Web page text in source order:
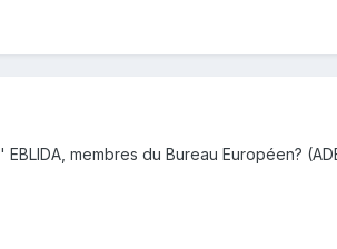
membres du Bureau Européen?